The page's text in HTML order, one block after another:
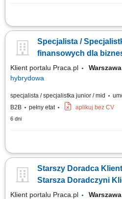
Twój zakres obowiązków
relacji; Realizacja celów sprzedażowych;
wizerunku Banku poprzez wysoką jakość
Specjalista /
finansowych dla
Klient portalu Praca.pl
hybrydowa
specjalista / specjalistka junior / mid
B2B
pełny etat aplikuj bez CV
6 dni
Samodzielne docieranie do sektora
kompetencji doradczych zmierzający do
pełnym portfolio usług bankowych.
Starszy Doradca
Starsza Doradczyni
Klient portalu Praca.pl